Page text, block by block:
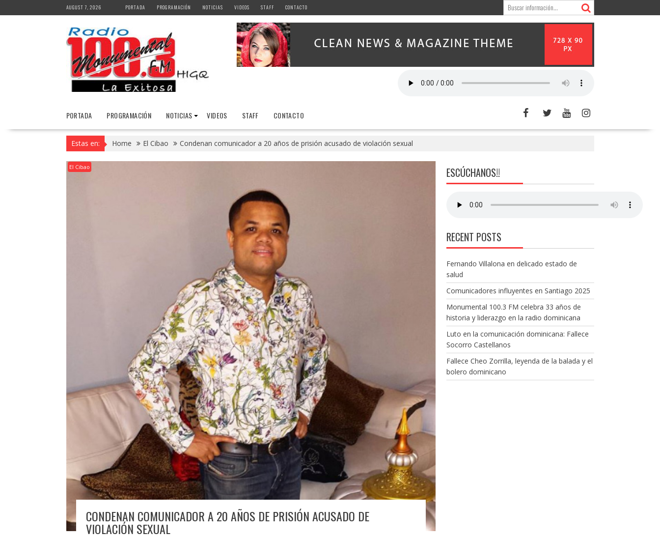
to
AUGUST 7, 2026 PORTADA PROGRAMACIÓN NOTICIAS VIDEOS STAFF CONTACTO
PORTADA PROGRAMACIÓN NOTICIAS VIDEOS STAFF CONTACTO
Estas en: Home El Cibao Condenan comunicador a 20 años de prisión acusado de violación sexual
El Cibao
CONDENAN COMUNICADOR A 20 AÑOS DE PRISIÓN ACUSADO DE
VIOLACIÓN SEXUAL
ESCÚCHANOS!!
RECENT POSTS
Fernando Villalona en delicado estado de
salud
Comunicadores influyentes en Santiago 2025
Monumental 100.3 FM celebra 33 años de
historia y liderazgo en la radio dominicana
Luto en la comunicación dominicana: Fallece
Socorro Castellanos
Fallece Cheo Zorrilla, leyenda de la balada y el
bolero dominicano